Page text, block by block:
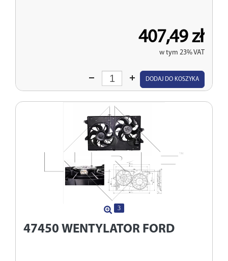
407,49 zł
w tym 23% VAT
Wprowadź
DODAJ DO KOSZYKA
3
47450 WENTYLATOR FORD